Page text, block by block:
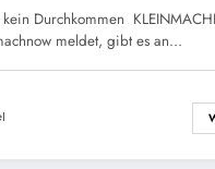
kein Durchkommen
meldet, gibt es an…